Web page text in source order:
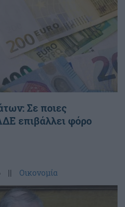
Σε ποιες
επιβάλλει φόρο
|| Οικονομία